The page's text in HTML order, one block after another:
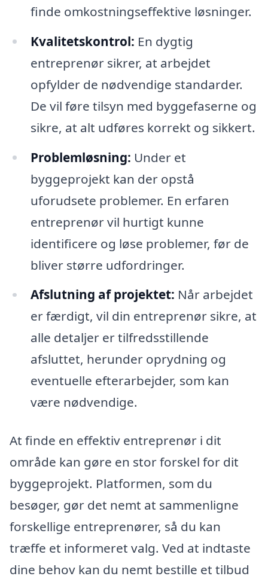
finde omkostningseffektive løsninger.
Kvalitetskontrol: En dygtig
entreprenør sikrer, at arbejdet
opfylder de nødvendige standarder.
De vil føre tilsyn med byggefaserne og
sikre, at alt udføres korrekt og sikkert.
Problemløsning: Under et
byggeprojekt kan der opstå
uforudsete problemer. En erfaren
entreprenør vil hurtigt kunne
identificere og løse problemer, før de
bliver større udfordringer.
Afslutning af projektet: Når arbejdet
er færdigt, vil din entreprenør sikre, at
alle detaljer er tilfredsstillende
afsluttet, herunder oprydning og
eventuelle efterarbejder, som kan
være nødvendige.
At finde en effektiv entreprenør i dit
område kan gøre en stor forskel for dit
byggeprojekt. Platformen, som du
besøger, gør det nemt at sammenligne
forskellige entreprenører, så du kan
træffe et informeret valg. Ved at indtaste
dine behov kan du nemt bestille et tilbud